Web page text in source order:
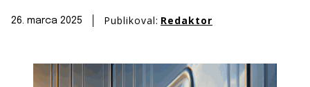
26. marca 2025 Publikoval: Redaktor